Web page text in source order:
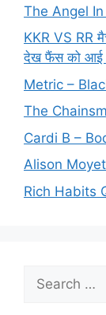
The Angel
KKR VS RR
देख फैंस को आई
Metric –
The
Cardi B –
Alison
Rich Habits
for: